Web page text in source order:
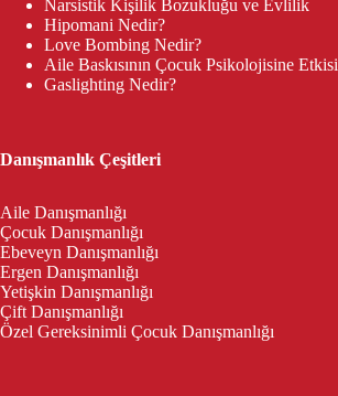
Narsistik Kişilik Bozukluğu ve Evlilik
Hipomani Nedir?
Love Bombing Nedir?
Aile Baskısının Çocuk Psikolojisine Etkisi
Gaslighting Nedir?
Danışmanlık Çeşitleri
Aile Danışmanlığı
Çocuk Danışmanlığı
Ebeveyn Danışmanlığı
Ergen Danışmanlığı
Yetişkin Danışmanlığı
Çift Danışmanlığı
Özel Gereksinimli Çocuk Danışmanlığı